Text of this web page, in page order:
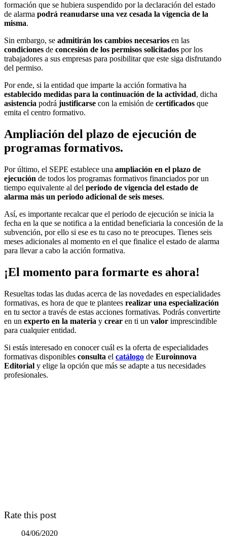
formación que se hubiera suspendido por la declaración del estado
de alarma podrá reanudarse una vez cesada la vigencia de la
misma.
Sin embargo, se admitirán los cambios necesarios en las
condiciones de concesión de los permisos solicitados por los
trabajadores a sus empresas para posibilitar que este siga disfrutando
del permiso.
Por ende, si la entidad que imparte la acción formativa ha
establecido medidas para la continuación de la actividad, dicha
asistencia podrá justificarse con la emisión de certificados que
emita el centro formativo.
Ampliación del plazo de ejecución de
programas formativos.
Por último, el SEPE establece una ampliación en el plazo de
ejecución de todos los programas formativos financiados por un
tiempo equivalente al del periodo de vigencia del estado de
alarma más un periodo adicional de seis meses.
Así, es importante recalcar que el periodo de ejecución se inicia la
fecha en la que se notifica a la entidad beneficiaria la concesión de la
subvención, por ello si ese es tu caso no te preocupes. Tienes seis
meses adicionales al momento en el que finalice el estado de alarma
para llevar a cabo la acción formativa.
¡El momento para formarte es ahora!
Resueltas todas las dudas acerca de las novedades en especialidades
formativas, es hora de que te plantees realizar una especialización
en tu sector a través de estas acciones formativas. Podrás convertirte
en un experto en la materia y crear en ti un valor imprescindible
para cualquier entidad.
Si estás interesado en conocer cuál es la oferta de especialidades
formativas disponibles consulta el catálogo de Euroinnova
Editorial y elige la opción que más se adapte a tus necesidades
profesionales.
Rate this post
04/06/2020